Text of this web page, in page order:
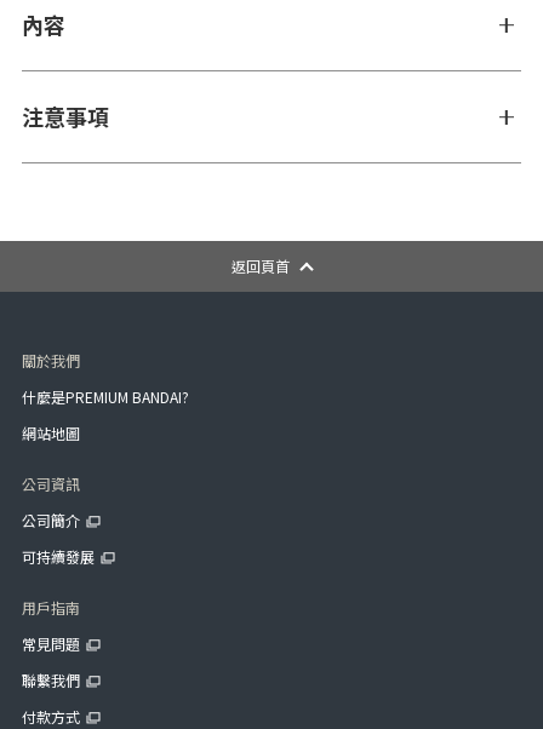
內容
注意事項
返回頁首
關於我們
什麼是PREMIUM BANDAI?
網站地圖
公司資訊
公司簡介
可持續發展
用戶指南
常見問題
聯繫我們
付款方式